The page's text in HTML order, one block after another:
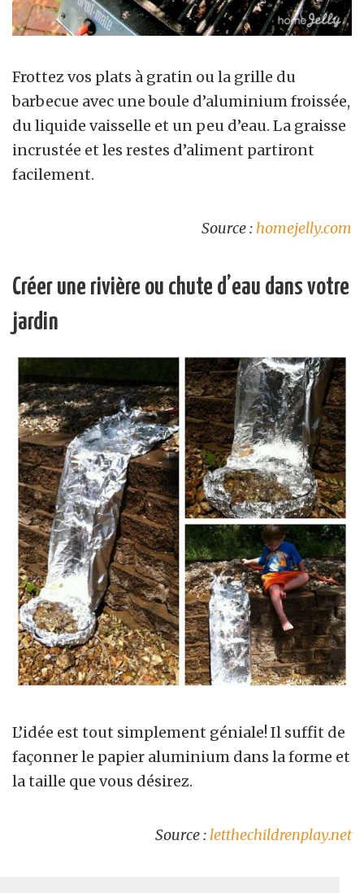
Frottez vos plats à gratin ou la grille du
barbecue avec une boule d’aluminium froissée,
du liquide vaisselle et un peu d’eau. La graisse
incrustée et les restes d’aliment partiront
facilement.
Source : homejelly.com
Créer une rivière ou chute d’eau dans votre
jardin
L’idée est tout simplement géniale! Il suffit de
façonner le papier aluminium dans la forme et
la taille que vous désirez.
Source : letthechildrenplay.net